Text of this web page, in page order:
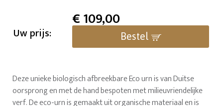
Uw prijs:
€109,00
Bestel
Deze unieke biologisch afbreekbare Eco urn is van Duitse
oorsprong en met de hand bespoten met milieuvriendelijke
verf. De eco-urn is gemaakt uit organische materiaal en is